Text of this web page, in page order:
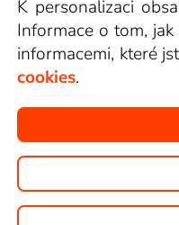
K personalizaci
Informace o tom,
informacemi, které
cookies.